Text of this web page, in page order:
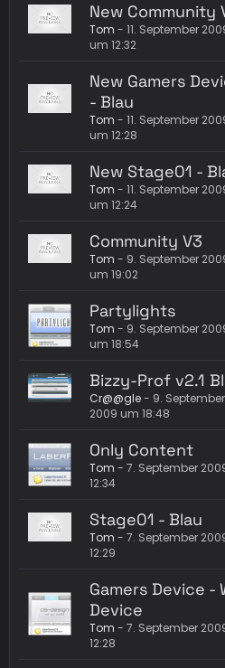
New Community
Tom - 11. September
um 12:32
New Gamers
- Blau
Tom - 11. September
um 12:28
New Stage01 -
Tom - 11. September
um 12:24
Community V3
Tom - 9. September
um 19:02
Partylights
Tom - 9. September
um 18:54
Bizzy-Prof v2.1
Cr@@gle- 9. September
2009 um 18:48
Only Content
Tom - 7. September
12:34
Stage01 - Blau
Tom - 7. September
12:29
Gamers Device -
Device
Tom - 7. September
12:28